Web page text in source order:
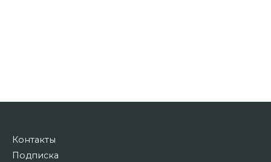
Контакты
Подписка